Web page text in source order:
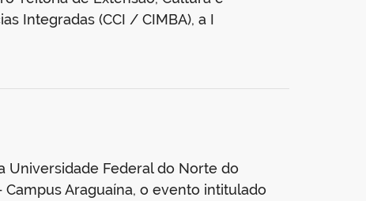
Integradas (CCI / CIMBA), a I
Universidade Federal do Norte do
Araguaína, o evento intitulado